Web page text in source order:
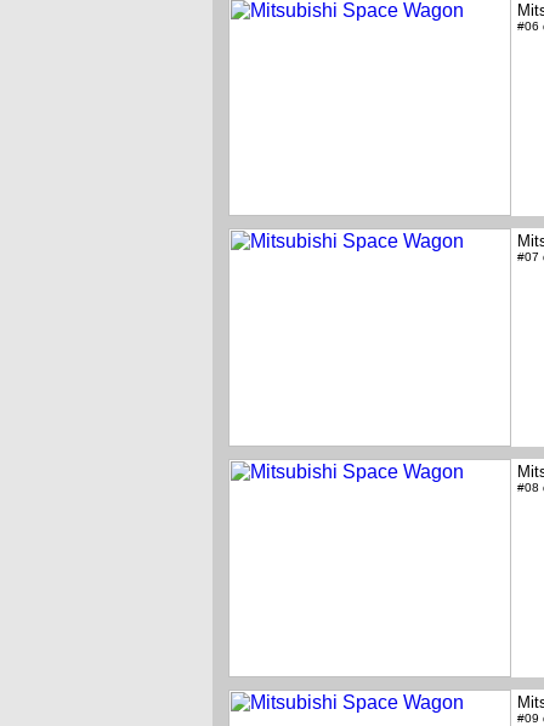
#06
#07
#08
#09